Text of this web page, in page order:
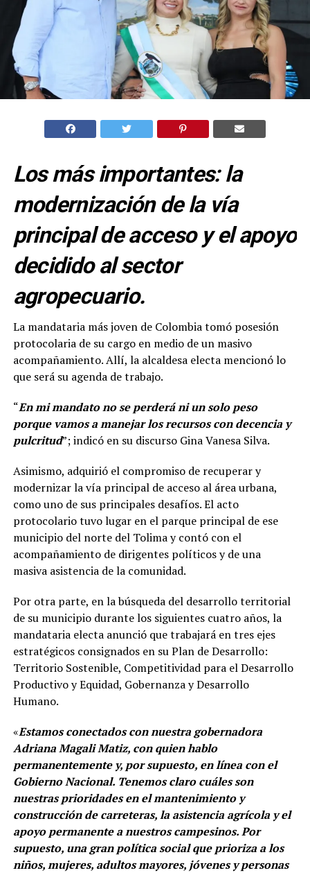
Los más importantes: la
modernización de la vía
principal de acceso y el apoyo
decidido al sector
agropecuario.
La mandataria más joven de Colombia tomó posesión
protocolaria de su cargo en medio de un masivo
acompañamiento. Allí, la alcaldesa electa mencionó lo
que será su agenda de trabajo.
“En mi mandato no se perderá ni un solo peso
porque vamos a manejar los recursos con decencia y
pulcritud”; indicó en su discurso Gina Vanesa Silva.
Asimismo, adquirió el compromiso de recuperar y
modernizar la vía principal de acceso al área urbana,
como uno de sus principales desafíos. El acto
protocolario tuvo lugar en el parque principal de ese
municipio del norte del Tolima y contó con el
acompañamiento de dirigentes políticos y de una
masiva asistencia de la comunidad.
Por otra parte, en la búsqueda del desarrollo territorial
de su municipio durante los siguientes cuatro años, la
mandataria electa anunció que trabajará en tres ejes
estratégicos consignados en su Plan de Desarrollo:
Territorio Sostenible, Competitividad para el Desarrollo
Productivo y Equidad, Gobernanza y Desarrollo
Humano.
«Estamos conectados con nuestra gobernadora
Adriana Magali Matiz, con quien hablo
permanentemente y, por supuesto, en línea con el
Gobierno Nacional. Tenemos claro cuáles son
nuestras prioridades en el mantenimiento y
construcción de carreteras, la asistencia agrícola y el
apoyo permanente a nuestros campesinos. Por
supuesto, una gran política social que prioriza a los
niños, mujeres, adultos mayores, jóvenes y personas